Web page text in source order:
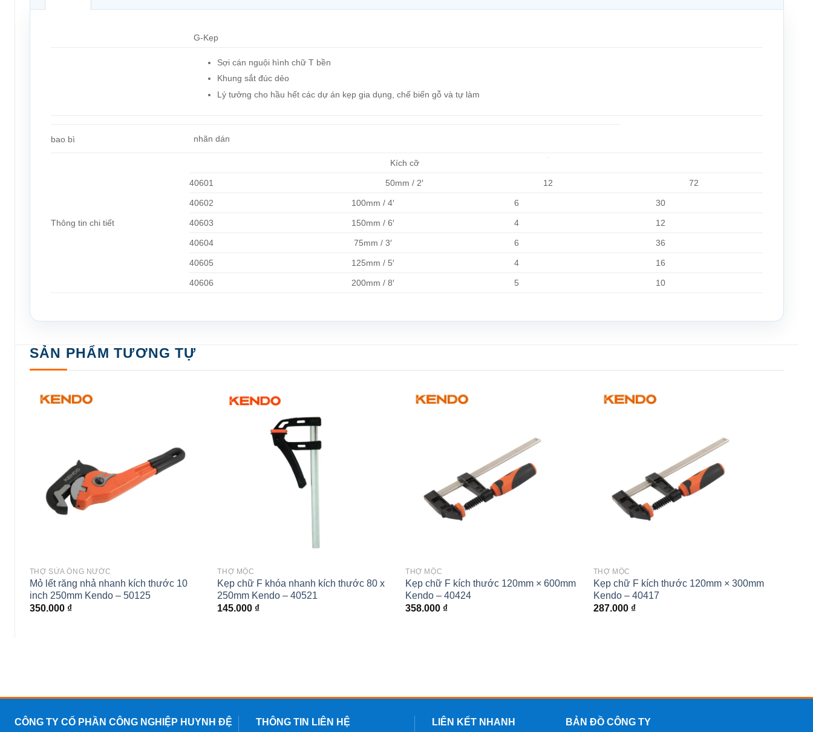
G-Kẹp
Sợi cán nguội hình chữ T bền
Khung sắt đúc dẻo
Lý tưởng cho hầu hết các dự án kẹp gia dụng, chế biến gỗ và tự làm
bao bì nhãn dán
Thông tin chi tiết
Kích cỡ
40601 50mm / 2′ 12 72
40602 100mm / 4′ 6 30
40603 150mm / 6′ 4 12
40604 75mm / 3′ 6 36
40605 125mm / 5′ 4 16
40606 200mm / 8′ 5 10
SẢN PHẨM TƯƠNG TỰ
THỢ SỬA ỐNG NƯỚC
Mỏ lết răng nhả nhanh kích thước 10
inch 250mm Kendo – 50125
350.000 ₫
THỢ MỘC
Kẹp chữ F khóa nhanh kích thước 80 x
250mm Kendo – 40521
145.000 ₫
THỢ MỘC
Kẹp chữ F kích thước 120mm × 600mm
Kendo – 40424
358.000 ₫
THỢ MỘC
Kẹp chữ F kích thước 120mm × 300mm
Kendo – 40417
287.000 ₫
BẢN ĐỒ CÔNG TY
CÔNG TY CỔ PHẦN CÔNG NGHIỆP HUYNH ĐỆ